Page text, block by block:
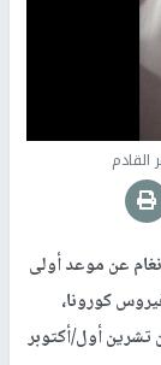
عن موعد أولى
كورونا،
أول/أكتوبر